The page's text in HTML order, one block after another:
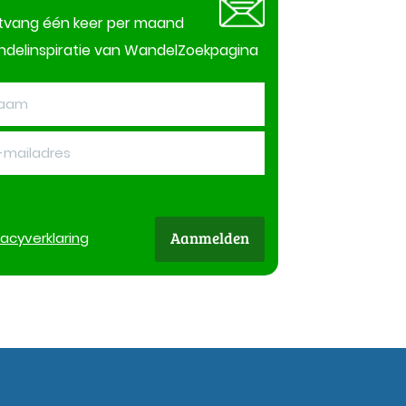
één keer per maand
van WandelZoekpagina
verklaring Aanmelden